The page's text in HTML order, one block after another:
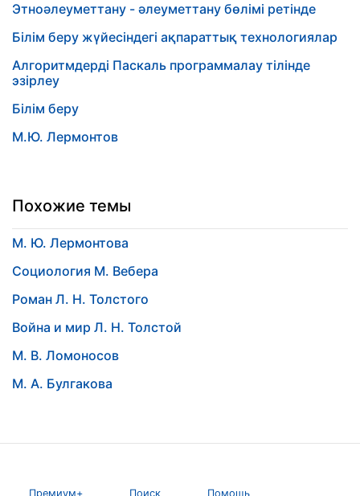
Этноәлеуметтану - әлеуметтану бөлімі ретінде
Білім беру жүйесіндегі ақпараттық технологиялар
Алгоритмдерді Паскаль программалау тілінде
эзірлеу
Білім беру
М.Ю. Лермонтов
Похожие темы
М. Ю. Лермонтова
Социология М. Вебера
Роман Л. Н. Толстого
Война и мир Л. Н. Толстой
М. В. Ломоносов
М. А. Булгакова
Премиум+ Поиск Помощь